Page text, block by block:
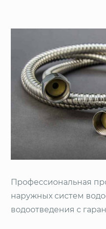
Профессиональная
наружных систем
водоотведения с